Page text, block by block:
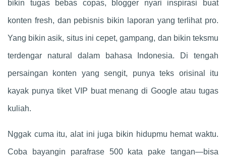
bikin tugas bebas copas, blogger nyari inspirasi buat
konten fresh, dan pebisnis bikin laporan yang terlihat pro.
Yang bikin asik, situs ini cepet, gampang, dan bikin teksmu
terdengar natural dalam bahasa Indonesia. Di tengah
persaingan konten yang sengit, punya teks orisinal itu
kayak punya tiket VIP buat menang di Google atau tugas
kuliah.
Nggak cuma itu, alat ini juga bikin hidupmu hemat waktu.
Coba bayangin parafrase 500 kata pake tangan—bisa